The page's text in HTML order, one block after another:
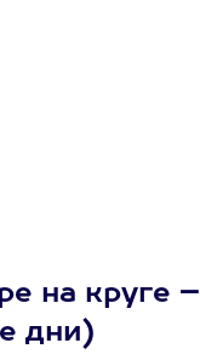
на круге –
дни)